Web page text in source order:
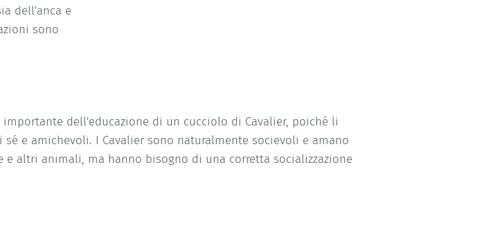
dell'anca e
sono
importante dell'educazione di un cucciolo di Cavalier, poiché li
e amichevoli. I Cavalier sono naturalmente socievoli e amano
e altri animali, ma hanno bisogno di una corretta socializzazione